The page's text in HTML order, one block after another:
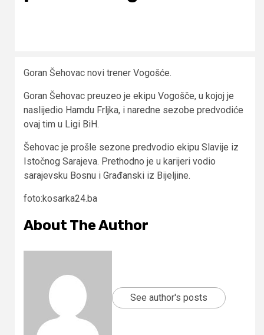
Goran Šehovac novi trener Vogošće.
Goran Šehovac preuzeo je ekipu Vogošče, u kojoj je
naslijedio Hamdu Frljka, i naredne sezobe predvodiće
ovaj tim u Ligi BiH.
Šehovac je prošle sezone predvodio ekipu Slavije iz
Istočnog Sarajeva. Prethodno je u karijeri vodio
sarajevsku Bosnu i Građanski iz Bijeljine.
foto:kosarka24.ba
About The Author
See author's posts